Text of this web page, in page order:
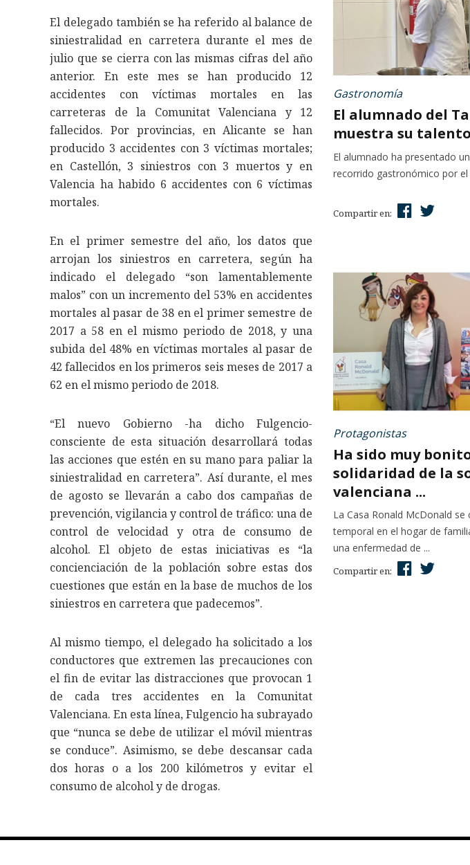
El delegado también se ha referido al balance de
siniestralidad en carretera durante el mes de
julio que se cierra con las mismas cifras del año
anterior. En este mes se han producido 12
accidentes con víctimas mortales en las
carreteras de la Comunitat Valenciana y 12
fallecidos. Por provincias, en Alicante se han
producido 3 accidentes con 3 víctimas mortales;
en Castellón, 3 siniestros con 3 muertos y en
Valencia ha habido 6 accidentes con 6 víctimas
mortales.
En el primer semestre del año, los datos que
arrojan los siniestros en carretera, según ha
indicado el delegado “son lamentablemente
malos” con un incremento del 53% en accidentes
mortales al pasar de 38 en el primer semestre de
2017 a 58 en el mismo periodo de 2018, y una
subida del 48% en víctimas mortales al pasar de
42 fallecidos en los primeros seis meses de 2017 a
62 en el mismo periodo de 2018.
“El nuevo Gobierno -ha dicho Fulgencio-
consciente de esta situación desarrollará todas
las acciones que estén en su mano para paliar la
siniestralidad en carretera”. Así durante, el mes
de agosto se llevarán a cabo dos campañas de
prevención, vigilancia y control de tráfico: una de
control de velocidad y otra de consumo de
alcohol. El objeto de estas iniciativas es “la
concienciación de la población sobre estas dos
cuestiones que están en la base de muchos de los
siniestros en carretera que padecemos”.
Al mismo tiempo, el delegado ha solicitado a los
conductores que extremen las precauciones con
el fin de evitar las distracciones que provocan 1
de cada tres accidentes en la Comunitat
Valenciana. En esta línea, Fulgencio ha subrayado
que “nunca se debe de utilizar el móvil mientras
se conduce”. Asimismo, se debe descansar cada
dos horas o a los 200 kilómetros y evitar el
consumo de alcohol y de drogas.
Gastronomía
El alumnado del
muestra su
El alumnado ha presentado
recorrido gastronómico por
Compartir en:
Protagonistas
Ha sido muy
solidaridad de la
valenciana ...
La Casa Ronald McDonald
temporal en el hogar de
una enfermedad de ...
Compartir en: